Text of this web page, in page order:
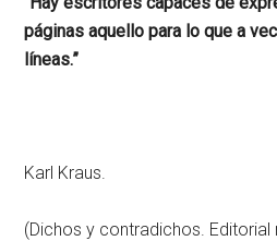
páginas aquello para lo que a
líneas.”
Karl Kraus.
(Dichos y contradichos. Editorial